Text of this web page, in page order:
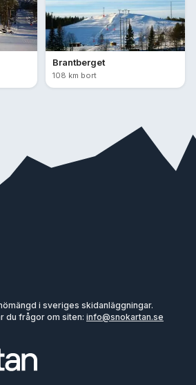
Brantberget
108 km bort
i sveriges skidanläggningar.
du frågor om siten: info@snokartan.se